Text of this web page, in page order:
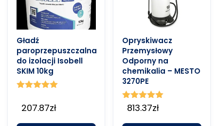
Gładź
paroprzepuszczalna
do izolacji Isobell
SKIM 10kg
5.00
na 5
207.87zł
Opryskiwacz
Przemysłowy
Odporny na
chemikalia – MESTO
3270PE
Oceniono
5.00
813.37zł